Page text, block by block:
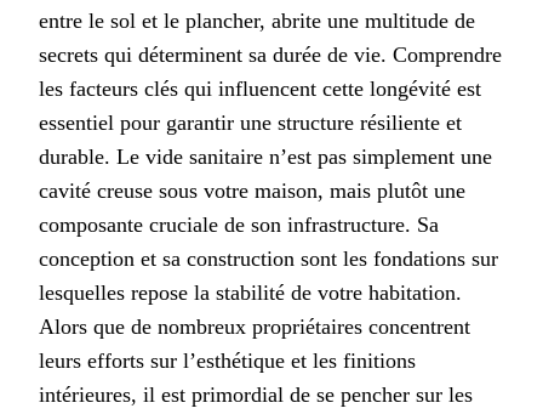
entre le sol et le plancher, abrite une multitude de
secrets qui déterminent sa durée de vie. Comprendre
les facteurs clés qui influencent cette longévité est
essentiel pour garantir une structure résiliente et
durable. Le vide sanitaire n’est pas simplement une
cavité creuse sous votre maison, mais plutôt une
composante cruciale de son infrastructure. Sa
conception et sa construction sont les fondations sur
lesquelles repose la stabilité de votre habitation.
Alors que de nombreux propriétaires concentrent
leurs efforts sur l’esthétique et les finitions
intérieures, il est primordial de se pencher sur les